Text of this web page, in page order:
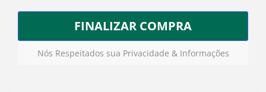
FINALIZAR COMPRA
Nós Respeitados sua Privacidade & Informações